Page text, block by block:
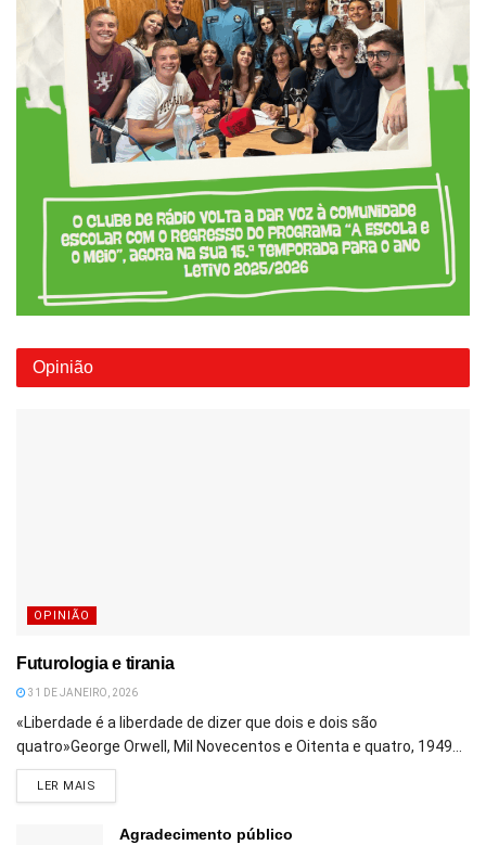
Opinião
OPINIÃO
Futurologia e tirania
31 DE JANEIRO, 2026
«Liberdade é a liberdade de dizer que dois e dois são
quatro»George Orwell, Mil Novecentos e Oitenta e quatro, 1949...
LER MAIS
Agradecimento público